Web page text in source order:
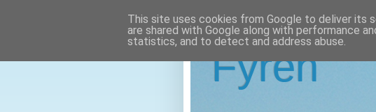
Fyren
This site uses cookies from Google to deliver its
are shared with Google along with performance
statistics, and to detect and address abuse.